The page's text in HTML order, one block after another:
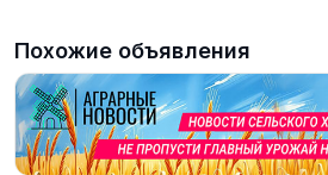
Похожие объявления